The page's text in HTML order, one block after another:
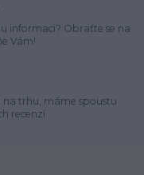
informaci? Obraťte se na
Vám!
na trhu, máme spoustu
recenzí